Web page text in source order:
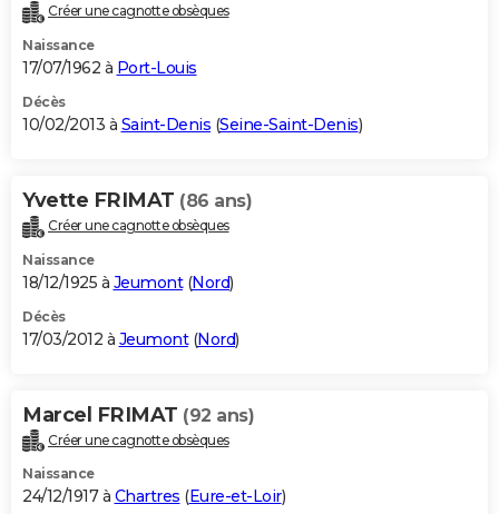
Créer une cagnotte obsèques
Naissance
17/07/1962 à Port-Louis
Décès
10/02/2013 à Saint-Denis (Seine-Saint-Denis)
Yvette FRIMAT (86 ans)
Créer une cagnotte obsèques
Naissance
18/12/1925 à Jeumont(Nord)
Décès
17/03/2012 à Jeumont(Nord)
Marcel FRIMAT (92 ans)
Créer une cagnotte obsèques
Naissance
24/12/1917 à Chartres (Eure-et-Loir)